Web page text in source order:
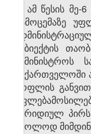
7. ამ წესის
გამოცემაზე
სუბიექტის
სოფლის
იურიდიულ
მხოლოდ